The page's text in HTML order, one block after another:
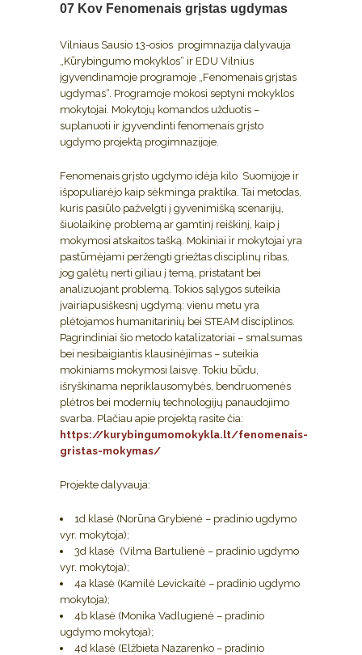
07 Kov Fenomenais grįstas ugdymas
Vilniaus Sausio 13-osios progimnazija dalyvauja
„Kūrybingumo mokyklos“ ir EDU Vilnius
įgyvendinamoje programoje „Fenomenais grįstas
ugdymas“. Programoje mokosi septyni mokyklos
mokytojai. Mokytojų komandos užduotis –
suplanuoti ir įgyvendinti fenomenais grįsto
ugdymo projektą progimnazijoje.
Fenomenais grįsto ugdymo idėja kilo Suomijoje ir
išpopuliarėjo kaip sėkminga praktika. Tai metodas,
kuris pasiūlo pažvelgti į gyvenimišką scenarijų,
šiuolaikinę problemą ar gamtinį reiškinį, kaip į
mokymosi atskaitos tašką. Mokiniai ir mokytojai yra
pastūmėjami peržengti griežtas disciplinų ribas,
jog galėtų nerti giliau į temą, pristatant bei
analizuojant problemą. Tokios sąlygos suteikia
įvairiapusiškesnį ugdymą: vienu metu yra
plėtojamos humanitarinių bei STEAM disciplinos.
Pagrindiniai šio metodo katalizatoriai – smalsumas
bei nesibaigiantis klausinėjimas – suteikia
mokiniams mokymosi laisvę. Tokiu būdu,
išryškinama nepriklausomybės, bendruomenės
plėtros bei modernių technologijų panaudojimo
svarba. Plačiau apie projektą rasite čia:
https://kurybingumomokykla.lt/fenomenais-
gristas-mokymas/
Projekte dalyvauja:
1d klasė (Norūna Grybienė – pradinio ugdymo
vyr. mokytoja);
3d klasė (Vilma Bartulienė – pradinio ugdymo
vyr. mokytoja);
4a klasė (Kamilė Levickaitė – pradinio ugdymo
mokytoja);
4b klasė (Monika Vadlugienė – pradinio
ugdymo mokytoja);
4d klasė (Elžbieta Nazarenko – pradinio